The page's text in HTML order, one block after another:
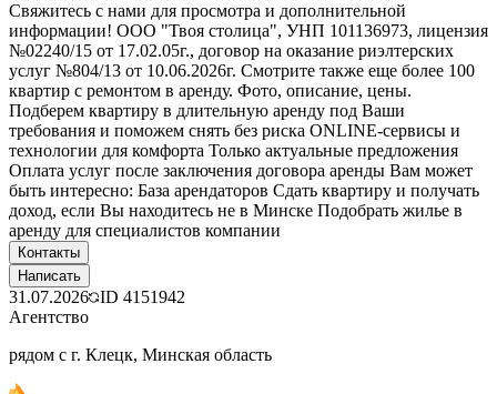
Свяжитесь с нами для просмотра и дополнительной
информации! ООО "Твоя столица", УНП 101136973, лицензия
№02240/15 от 17.02.05г., договор на оказание риэлтерских
услуг №804/13 от 10.06.2026г. Смотрите также еще более 100
квартир с ремонтом в аренду. Фото, описание, цены.
Подберем квартиру в длительную аренду под Ваши
требования и поможем снять без риска ONLINE-сервисы и
технологии для комфорта Только актуальные предложения
Оплата услуг после заключения договора аренды Вам может
быть интересно: База арендаторов Сдать квартиру и получать
доход, если Вы находитесь не в Минске Подобрать жилье в
аренду для специалистов компании
Контакты
Написать
31.07.2026 ID 4151942
Агентство
рядом с г. Клецк, Минская область